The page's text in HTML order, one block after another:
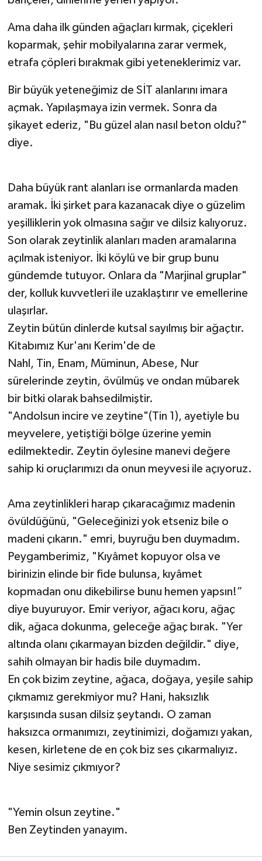
Ama daha ilk günden ağaçları kırmak, çiçekleri
koparmak, şehir mobilyalarına zarar vermek,
etrafa çöpleri bırakmak gibi yeteneklerimiz var.
Bir büyük yeteneğimiz de SİT alanlarını imara
açmak. Yapılaşmaya izin vermek. Sonra da
şikayet ederiz, "Bu güzel alan nasıl beton oldu?"
diye.
Daha büyük rant alanları ise ormanlarda maden
aramak. İki şirket para kazanacak diye o güzelim
yeşilliklerin yok olmasına sağır ve dilsiz kalıyoruz.
Son olarak zeytinlik alanları maden aramalarına
açılmak isteniyor. İki köylü ve bir grup bunu
gündemde tutuyor. Onlara da "Marjinal gruplar"
der, kolluk kuvvetleri ile uzaklaştırır ve emellerine
ulaşırlar.
Zeytin bütün dinlerde kutsal sayılmış bir ağaçtır.
Kitabımız Kur'anı Kerim'de de
Nahl, Tin, Enam, Müminun, Abese, Nur
sürelerinde zeytin, övülmüş ve ondan mübarek
bir bitki olarak bahsedilmiştir.
"Andolsun incire ve zeytine"(Tin 1), ayetiyle bu
meyvelere, yetiştiği bölge üzerine yemin
edilmektedir. Zeytin öylesine manevi değere
sahip ki oruçlarımızı da onun meyvesi ile açıyoruz.
Ama zeytinlikleri harap çıkaracağımız madenin
övüldüğünü, "Geleceğinizi yok etseniz bile o
madeni çıkarın." emri, buyruğu ben duymadım.
Peygamberimiz, "Kıyâmet kopuyor olsa ve
birinizin elinde bir fide bulunsa, kıyâmet
kopmadan onu dikebilirse bunu hemen yapsın!”
diye buyuruyor. Emir veriyor, ağacı koru, ağaç
dik, ağaca dokunma, geleceğe ağaç bırak. "Yer
altında olanı çıkarmayan bizden değildir." diye,
sahih olmayan bir hadis bile duymadım.
En çok bizim zeytine, ağaca, doğaya, yeşile sahip
çıkmamız gerekmiyor mu? Hani, haksızlık
karşısında susan dilsiz şeytandı. O zaman
haksızca ormanımızı, zeytinimizi, doğamızı yakan,
kesen, kirletene de en çok biz ses çıkarmalıyız.
Niye sesimiz çıkmıyor?
"Yemin olsun zeytine."
Ben Zeytinden yanayım.